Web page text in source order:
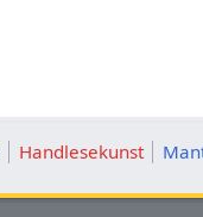
Handlesekunst